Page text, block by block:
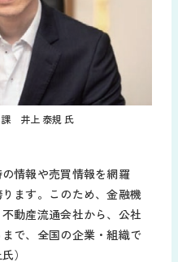
井上 泰規 氏
の情報や売買情報を網羅
ます。このため、金融機
動産流通会社から、公社
で、全国の企業・組織で
）